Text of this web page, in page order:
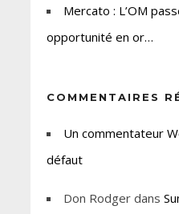
Mercato : L’OM
opportunité en or…
COMMENTAIRES
Un commentateur
défaut
Don Rodgerdans